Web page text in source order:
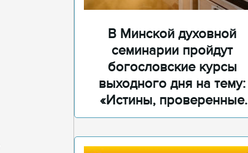
В Минской духовной
семинарии пройдут
богословские курсы
выходного дня на тему:
«Истины, проверенные
временем»